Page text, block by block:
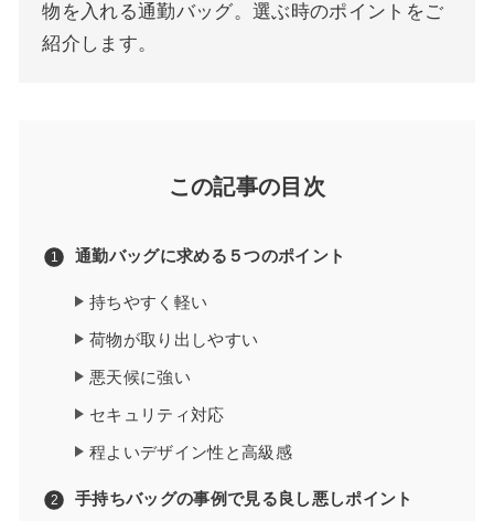
物を入れる通勤バッグ。選ぶ時のポイントをご
紹介します。
この記事の目次
通勤バッグに求める５つのポイント
持ちやすく軽い
荷物が取り出しやすい
悪天候に強い
セキュリティ対応
程よいデザイン性と高級感
手持ちバッグの事例で見る良し悪しポイント